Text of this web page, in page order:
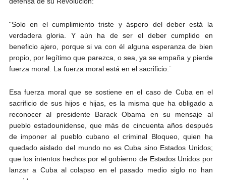
¨Solo en el cumplimiento triste y áspero del deber está la
verdadera gloria. Y aún ha de ser el deber cumplido en
beneficio ajero, porque si va con él alguna esperanza de bien
propio, por legítimo que parezca, o sea, ya se empaña y pierde
fuerza moral. La fuerza moral está en el sacrificio.¨
Esa fuerza moral que se sostiene en el caso de Cuba en el
sacrificio de sus hijos e hijas, es la misma que ha obligado a
reconocer al presidente Barack Obama en su mensaje al
pueblo estadounidense, que más de cincuenta años después
de imponer al pueblo cubano el criminal Bloqueo, quien ha
quedado aislado del mundo no es Cuba sino Estados Unidos;
que los intentos hechos por el gobierno de Estados Unidos por
lanzar a Cuba al colapso en el pasado medio siglo no han